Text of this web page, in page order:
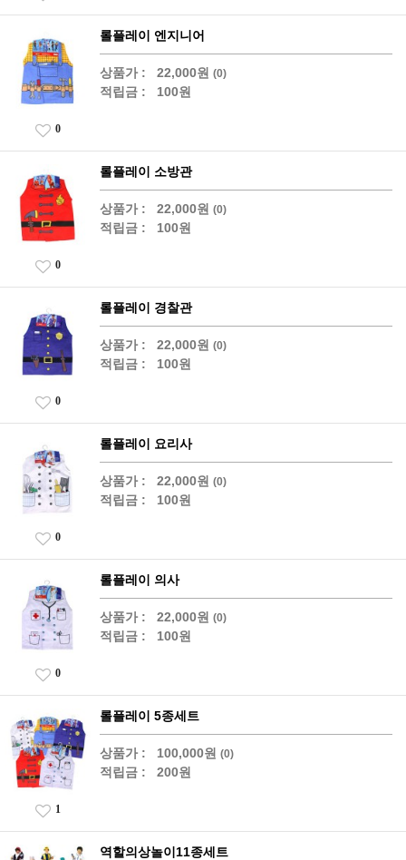
롤플레이 엔지니어
상품가 : 22,000원 (0)
적립금 : 100원
0
롤플레이 소방관
상품가 : 22,000원 (0)
적립금 : 100원
0
롤플레이 경찰관
상품가 : 22,000원 (0)
적립금 : 100원
0
롤플레이 요리사
상품가 : 22,000원 (0)
적립금 : 100원
0
롤플레이 의사
상품가 : 22,000원 (0)
적립금 : 100원
0
롤플레이 5종세트
상품가 : 100,000원 (0)
적립금 : 200원
1
역할의상놀이11종세트